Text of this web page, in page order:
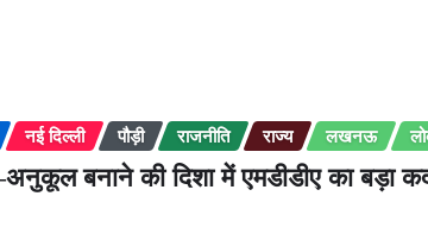
नई दिल्ली पौड़ी राजनीति राज्य लखनऊ
बनाने की दिशा में एमडीडीए का बड़ा